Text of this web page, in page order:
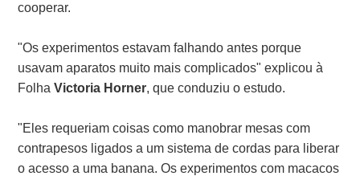
cooperar.
"Os experimentos estavam falhando antes porque
usavam aparatos muito mais complicados" explicou à
FolhaVictoria Horner, que conduziu o estudo.
"Eles requeriam coisas como manobrar mesas com
contrapesos ligados a um sistema de cordas para liberar
o acesso a uma banana. Os experimentos com macacos